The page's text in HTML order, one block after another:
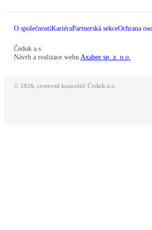
O společnostiKariéraPartnerská sekceOchrana
Čedok a.s
Návrh a realizace webu Axabee sp. z. o.o.
© 2026, cestovní kancelář Čedok a.s.